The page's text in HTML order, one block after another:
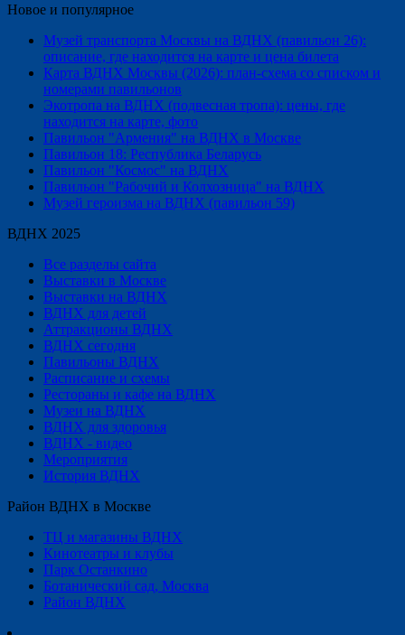
Новое и популярное
Музей транспорта Москвы на ВДНХ (павильон 26):
описание, где находится на карте и цена билета
Карта ВДНХ Москвы (2026): план-схема со списком и
номерами павильонов
Экотропа на ВДНХ (подвесная тропа): цены, где
находится на карте, фото
Павильон "Армения" на ВДНХ в Москве
Павильон 18: Республика Беларусь
Павильон "Космос" на ВДНХ
Павильон "Рабочий и Колхозница" на ВДНХ
Музей героизма на ВДНХ (павильон 59)
ВДНХ 2025
Все разделы сайта
Выставки в Москве
Выставки на ВДНХ
ВДНХ для детей
Аттракционы ВДНХ
ВДНХ сегодня
Павильоны ВДНХ
Расписание и схемы
Рестораны и кафе на ВДНХ
Музеи на ВДНХ
ВДНХ для здоровья
ВДНХ - видео
Мероприятия
История ВДНХ
Район ВДНХ в Москве
ТЦ и магазины ВДНХ
Кинотеатры и клубы
Парк Останкино
Ботанический сад, Москва
Район ВДНХ